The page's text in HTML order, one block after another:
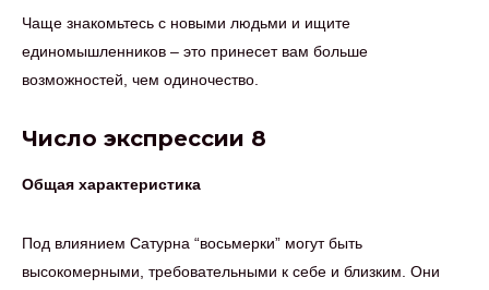
Чаще знакомьтесь с новыми людьми и ищите
единомышленников – это принесет вам больше
возможностей, чем одиночество.
Число экспрессии 8
Общая характеристика
Под влиянием Сатурна “восьмерки” могут быть
высокомерными, требовательными к себе и близким. Они